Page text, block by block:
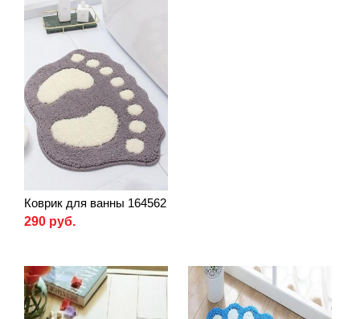
Коврик для ванны 164562
290 руб.